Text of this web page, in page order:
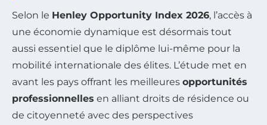
Selon le Henley Opportunity Index 2026, l’accès à
une économie dynamique est désormais tout
aussi essentiel que le diplôme lui-même pour la
mobilité internationale des élites. L’étude met en
avant les pays offrant les meilleures opportunités
professionnelles en alliant droits de résidence ou
de citoyenneté avec des perspectives